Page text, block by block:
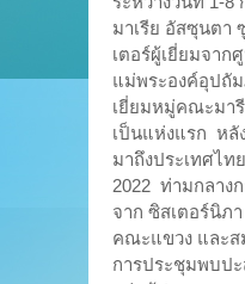
มาเรีย อัสซุนตา
เตอร์ผู้เยี่ยมจา
แม่พระองค์อุปถั
เยี่ยมหมู่คณะมา
เป็นแห่งแรก หลั
มาถึงประเทศไท
2022 ท่ามกลาง
จาก ซิสเตอร์นิภ
คณะแขวง และ
การประชุมพบป